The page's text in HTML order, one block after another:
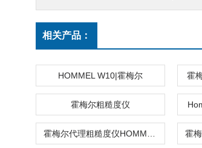
相关产品：
HOMMEL W10|霍梅尔 霍
霍梅尔粗糙度仪
霍